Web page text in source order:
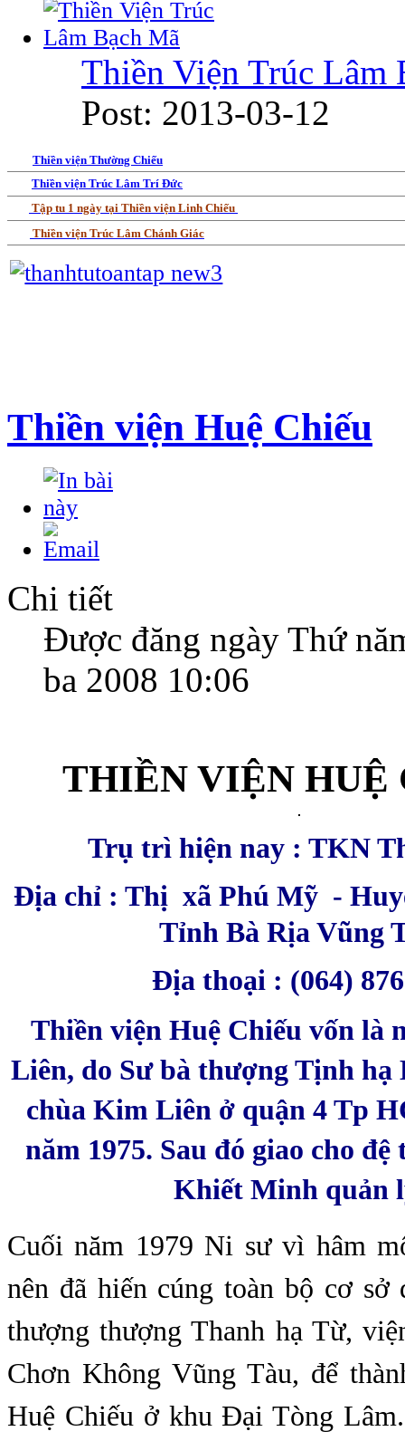
Thiền Viện Trúc Lâm
Post: 2013-03-12
Thiền viện Thường Chiếu
Thiền viện Trúc Lâm Trí Đức
Tập tu 1 ngày tại Thiền viện Linh Chiếu
Thiền viện Trúc Lâm Chánh Giác
Thiền viện Huệ Chiếu
Chi tiết
Được đăng ngày Thứ
ba 2008 10:06
THIỀN VIỆN
Trụ trì hiện nay : TKN
Địa chỉ : Thị xã Phú Mỹ -
Tỉnh Bà Rịa Vũng
Địa thoại : (064)
Thiền viện Huệ Chiếu vốn là
Liên, do Sư bà thượng Tịnh hạ
chùa Kim Liên ở quận 4 Tp
năm 1975. Sau đó giao cho
Khiết Minh quản
Cuối năm 1979 Ni sư vì hâm
nên đã hiến cúng toàn bộ cơ sở
thượng thượng Thanh hạ Từ,
Chơn Không Vũng Tàu, để
Huệ Chiếu ở khu Đại Tòng